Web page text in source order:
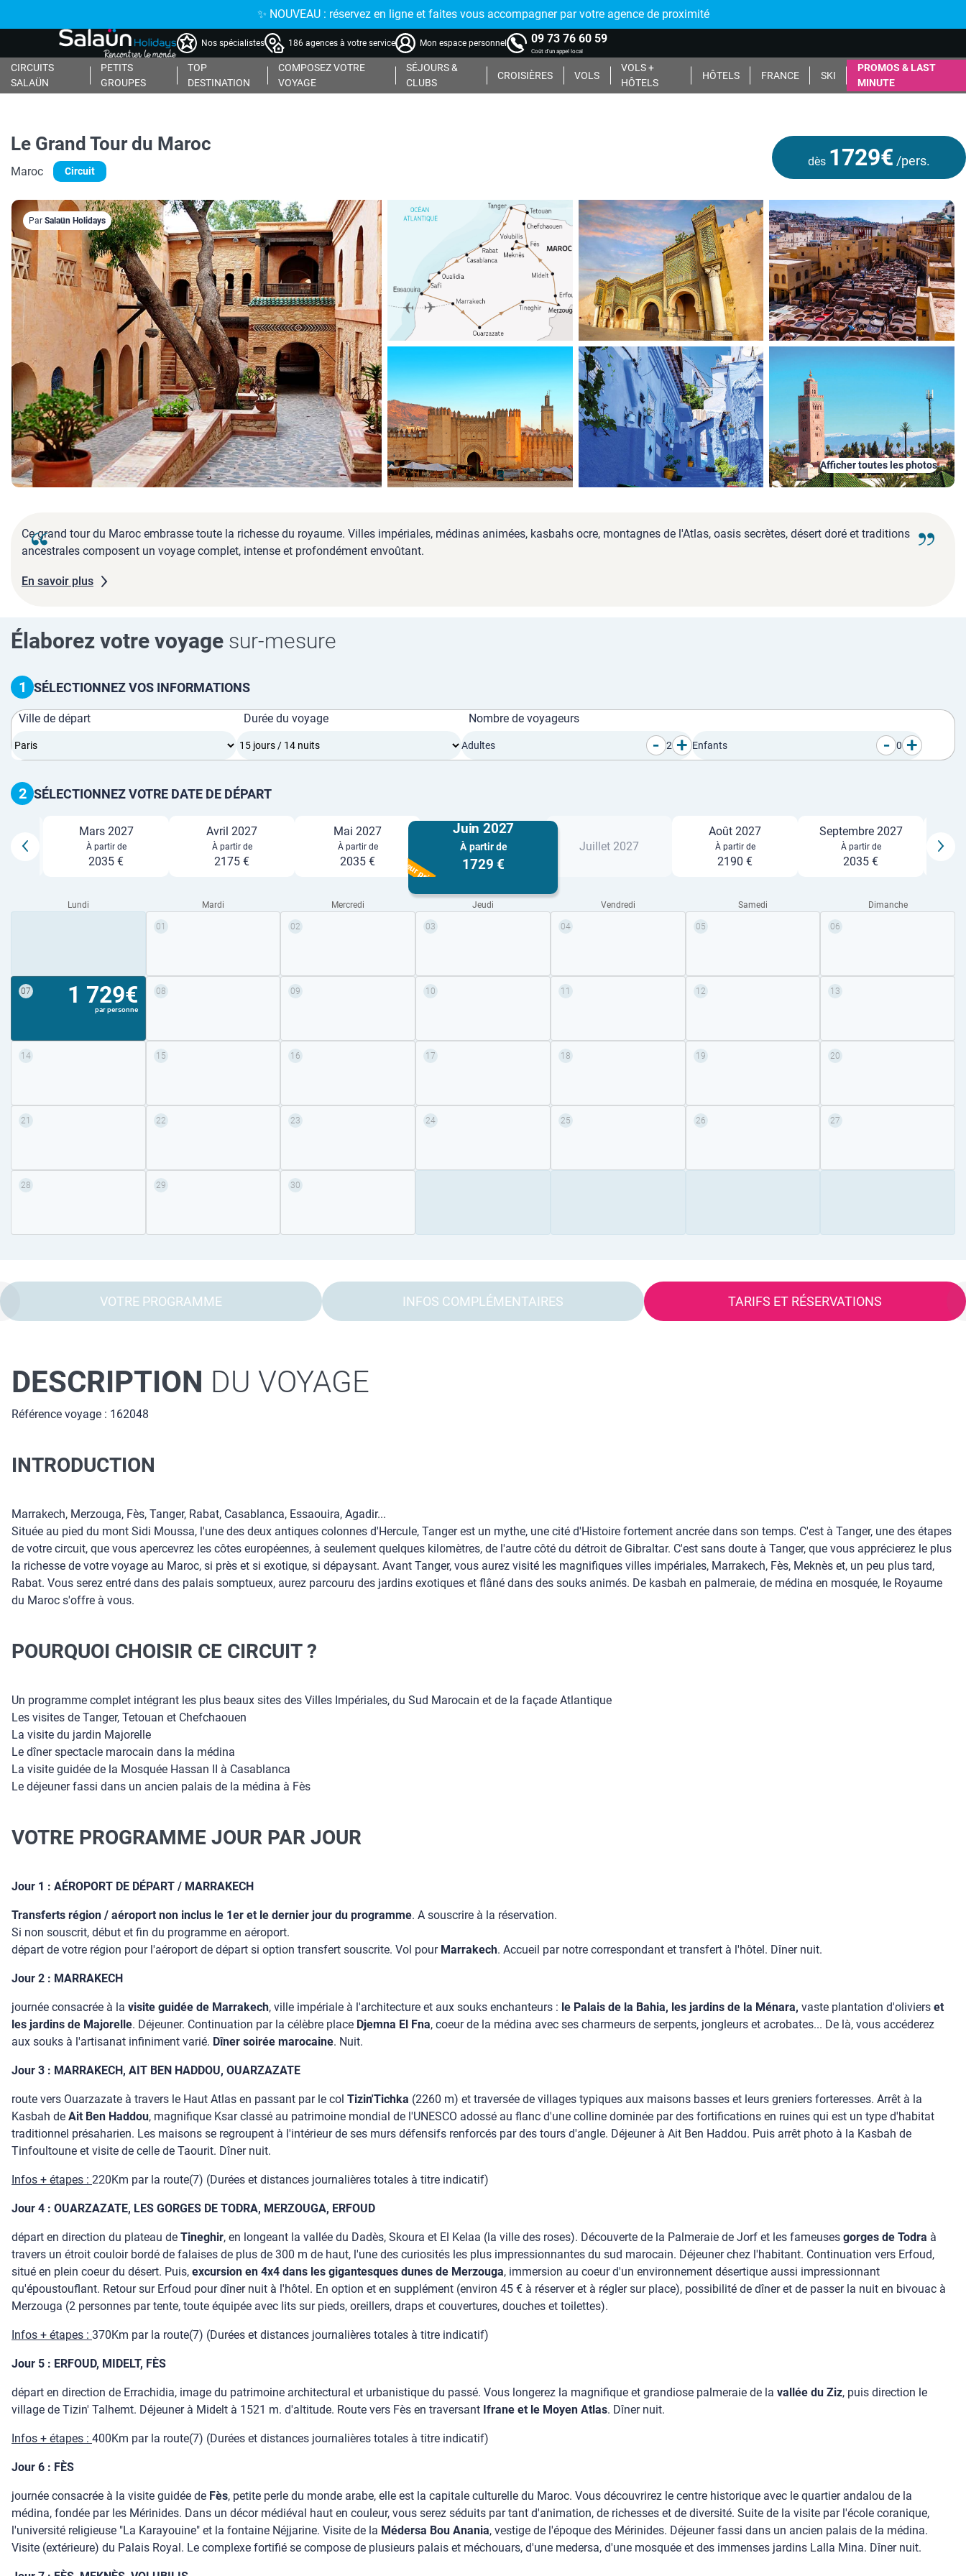
✨ NOUVEAU : réservez en ligne et faites vous accompagner par votre agence de proximité
Nos spécialistes 186 agences à votre service Mon espace personnel 09 73 76 60 59
Coût d'un appel local
CIRCUITS
SALAÜN
PETITS
GROUPES
TOP
DESTINATION
COMPOSEZ VOTRE
VOYAGE
SÉJOURS &
CLUBS
CROISIÈRES VOLS
VOLS +
HÔTELS
HÔTELS FRANCE SKI
PROMOS & LAST
MINUTE
dès 1729€ /pers.
Le Grand Tour du Maroc
Maroc Circuit
Afficher toutes les photos
Par Salaün Holidays
Ce grand tour du Maroc embrasse toute la richesse du royaume. Villes impériales, médinas animées, kasbahs ocre, montagnes de l'Atlas, oasis secrètes, désert doré et traditions
ancestrales composent un voyage complet, intense et profondément envoûtant.
En savoir plus
Élaborez votre voyage sur-mesure
1 SÉLECTIONNEZ VOS INFORMATIONS
Ville de départ Durée du voyage Nombre de voyageurs
Adultes - 2 + Enfants - 0 +
2 SÉLECTIONNEZ VOTRE DATE DE DÉPART
Mars 2027
À partir de
2035 €
Avril 2027
À partir de
2175 €
Mai 2027
À partir de
2035 €
Juin 2027
À partir de
1729 €
Meilleur prix
Juillet 2027
Août 2027
À partir de
2190 €
Septembre 2027
À partir de
2035 €
Lundi Mardi Mercredi Jeudi Vendredi Samedi Dimanche
01 02 03 04 05 06
07 1 729€
par personne
08 09 10 11 12 13
14 15 16 17 18 19 20
21 22 23 24 25 26 27
28 29 30
VOTRE PROGRAMME INFOS COMPLÉMENTAIRES TARIFS ET RÉSERVATIONS
DESCRIPTION DU VOYAGE
Référence voyage : 162048
INTRODUCTION
Marrakech, Merzouga, Fès, Tanger, Rabat, Casablanca, Essaouira, Agadir...
Située au pied du mont Sidi Moussa, l'une des deux antiques colonnes d'Hercule, Tanger est un mythe, une cité d'Histoire fortement ancrée dans son temps. C'est à Tanger, une des étapes
de votre circuit, que vous apercevrez les côtes européennes, à seulement quelques kilomètres, de l'autre côté du détroit de Gibraltar. C'est sans doute à Tanger, que vous apprécierez le plus
la richesse de votre voyage au Maroc, si près et si exotique, si dépaysant. Avant Tanger, vous aurez visité les magnifiques villes impériales, Marrakech, Fès, Meknès et, un peu plus tard,
Rabat. Vous serez entré dans des palais somptueux, aurez parcouru des jardins exotiques et flâné dans des souks animés. De kasbah en palmeraie, de médina en mosquée, le Royaume
du Maroc s'offre à vous.
POURQUOI CHOISIR CE CIRCUIT ?
Un programme complet intégrant les plus beaux sites des Villes Impériales, du Sud Marocain et de la façade Atlantique
Les visites de Tanger, Tetouan et Chefchaouen
La visite du jardin Majorelle
Le dîner spectacle marocain dans la médina
La visite guidée de la Mosquée Hassan II à Casablanca
Le déjeuner fassi dans un ancien palais de la médina à Fès
VOTRE PROGRAMME JOUR PAR JOUR
Jour 1 : AÉROPORT DE DÉPART / MARRAKECH
Transferts région / aéroport non inclus le 1er et le dernier jour du programme. A souscrire à la réservation.
Si non souscrit, début et fin du programme en aéroport.
départ de votre région pour l'aéroport de départ si option transfert souscrite. Vol pour Marrakech. Accueil par notre correspondant et transfert à l'hôtel. Dîner nuit.
Jour 2 : MARRAKECH
journée consacrée à la visite guidée de Marrakech, ville impériale à l'architecture et aux souks enchanteurs : le Palais de la Bahia, les jardins de la Ménara, vaste plantation d'oliviers et
les jardins de Majorelle. Déjeuner. Continuation par la célèbre place Djemna El Fna, coeur de la médina avec ses charmeurs de serpents, jongleurs et acrobates... De là, vous accéderez
aux souks à l'artisanat infiniment varié. Dîner soirée marocaine. Nuit.
Jour 3 : MARRAKECH, AIT BEN HADDOU, OUARZAZATE
route vers Ouarzazate à travers le Haut Atlas en passant par le col Tizin'Tichka (2260 m) et traversée de villages typiques aux maisons basses et leurs greniers forteresses. Arrêt à la
Kasbah de Ait Ben Haddou, magnifique Ksar classé au patrimoine mondial de l'UNESCO adossé au flanc d'une colline dominée par des fortifications en ruines qui est un type d'habitat
traditionnel présaharien. Les maisons se regroupent à l'intérieur de ses murs défensifs renforcés par des tours d'angle. Déjeuner à Ait Ben Haddou. Puis arrêt photo à la Kasbah de
Tinfoultoune et visite de celle de Taourit. Dîner nuit.
Infos + étapes : 220Km par la route(7) (Durées et distances journalières totales à titre indicatif)
Jour 4 : OUARZAZATE, LES GORGES DE TODRA, MERZOUGA, ERFOUD
départ en direction du plateau de Tineghir, en longeant la vallée du Dadès, Skoura et El Kelaa (la ville des roses). Découverte de la Palmeraie de Jorf et les fameuses gorges de Todra à
travers un étroit couloir bordé de falaises de plus de 300 m de haut, l'une des curiosités les plus impressionnantes du sud marocain. Déjeuner chez l'habitant. Continuation vers Erfoud,
situé en plein coeur du désert. Puis, excursion en 4x4 dans les gigantesques dunes de Merzouga, immersion au coeur d'un environnement désertique aussi impressionnant
qu'époustouflant. Retour sur Erfoud pour dîner nuit à l'hôtel. En option et en supplément (environ 45 € à réserver et à régler sur place), possibilité de dîner et de passer la nuit en bivouac à
Merzouga (2 personnes par tente, toute équipée avec lits sur pieds, oreillers, draps et couvertures, douches et toilettes).
Infos + étapes : 370Km par la route(7) (Durées et distances journalières totales à titre indicatif)
Jour 5 : ERFOUD, MIDELT, FÈS
départ en direction de Errachidia, image du patrimoine architectural et urbanistique du passé. Vous longerez la magnifique et grandiose palmeraie de la vallée du Ziz, puis direction le
village de Tizin' Talhemt. Déjeuner à Midelt à 1521 m. d'altitude. Route vers Fès en traversant Ifrane et le Moyen Atlas. Dîner nuit.
Infos + étapes : 400Km par la route(7) (Durées et distances journalières totales à titre indicatif)
Jour 6 : FÈS
journée consacrée à la visite guidée de Fès, petite perle du monde arabe, elle est la capitale culturelle du Maroc. Vous découvrirez le centre historique avec le quartier andalou de la
médina, fondée par les Mérinides. Dans un décor médiéval haut en couleur, vous serez séduits par tant d'animation, de richesses et de diversité. Suite de la visite par l'école coranique,
l'université religieuse "La Karayouine" et la fontaine Néjjarine. Visite de la Médersa Bou Anania, vestige de l'époque des Mérinides. Déjeuner fassi dans un ancien palais de la médina.
Visite (extérieure) du Palais Royal. Le complexe fortifié se compose de plusieurs palais et méchouars, d'une medersa, d'une mosquée et des immenses jardins Lalla Mina. Dîner nuit.